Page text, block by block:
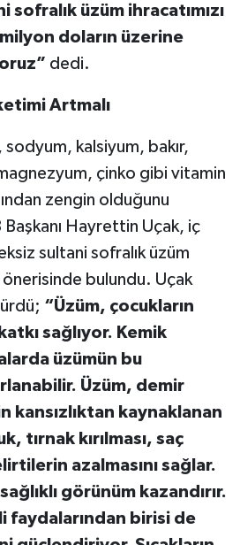
üzüm ihracatımızı
doların üzerine
dedi.
Artmalı
kalsiyum, bakır,
çinko gibi vitamin
zengin olduğunu
Hayrettin Uçak, iç
sultani sofralık üzüm
bulundu. Uçak
“Üzüm, çocukların
sağlıyor. Kemik
üzümün bu
Üzüm, demir
kansızlıktan kaynaklanan
tırnak kırılması, saç
azalmasını sağlar.
görünüm kazandırır.
faydalarından birisi de